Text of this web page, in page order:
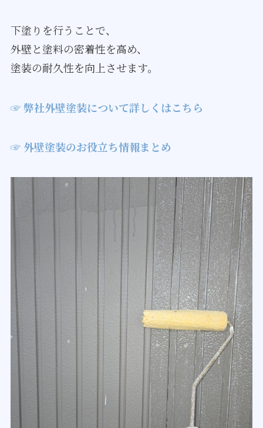
下塗りを行うことで、
外壁と塗料の密着性を高め、
​​​​​​​塗装の耐久性を向上させます。
☞ 弊社外壁塗装について詳しくはこちら
☞ 外壁塗装のお役立ち情報まとめ